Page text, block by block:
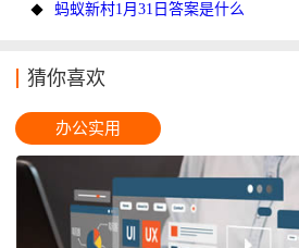
蚂蚁新村1月31日答案是什么
猜你喜欢
办公实用